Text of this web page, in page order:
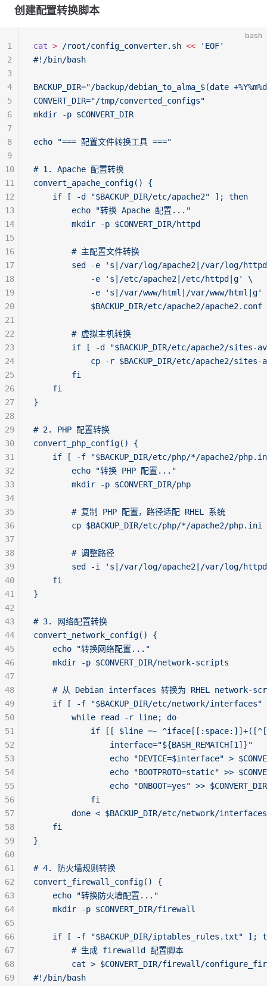
创建配置转换脚本
bash
cat > /root/config_converter.sh << 'EOF'
#!/bin/bash
BACKUP_DIR="/backup/debian_to_alma_$(date
CONVERT_DIR="/tmp/converted_configs"
mkdir -p $CONVERT_DIR
echo "=== 配置文件转换工具 ==="
# 1. Apache 配置转换
convert_apache_config() {
    if [ -d "$BACKUP_DIR/etc/apache2" ]; then
        echo "转换 Apache 配置..."
        mkdir -p $CONVERT_DIR/httpd
        # 主配置文件转换
sed -e 's|/var/log/apache2|/var/log/
            -e 's|/etc/apache2|/etc/httpd|g' \
-e 's|/var/www/html|/var/www/html|g'
$BACKUP_DIR/etc/apache2/
        # 虚拟主机转换
if [ -d "$BACKUP_DIR/etc/apache2/sites-
cp -r $BACKUP_DIR/etc/apache2/
        fi
    fi
}
# 2. PHP 配置转换
convert_php_config() {
if [ -f "$BACKUP_DIR/etc/php/*/apache2/
        echo "转换 PHP 配置..."
        mkdir -p $CONVERT_DIR/php
        # 复制 PHP 配置，路径适配 RHEL 系统
cp $BACKUP_DIR/etc/php/*/apache2/php.ini
        # 调整路径
sed -i 's|/var/log/apache2|/var/log/
    fi
}
# 3. 网络配置转换
convert_network_config() {
    echo "转换网络配置..."
    mkdir -p $CONVERT_DIR/network-scripts
# 从 Debian interfaces 转换为 RHEL network-
if [ -f "$BACKUP_DIR/etc/network/interfaces"
        while read -r line; do
if [[ $line =~
                interface="${BASH_REMATCH[1]}"
echo "DEVICE=$interface" >
echo "BOOTPROTO=static" >>
echo "ONBOOT=yes" >>
            fi
        done < $BACKUP_DIR/etc/network/interfaces
    fi
}
# 4. 防火墙规则转换
convert_firewall_config() {
    echo "转换防火墙配置..."
    mkdir -p $CONVERT_DIR/firewall
if [ -f "$BACKUP_DIR/iptables_rules.txt" ];
        # 生成 firewalld 配置脚本
cat > $CONVERT_DIR/firewall/
#!/bin/bash
1
2
3
4
5
6
7
8
9
10
11
12
13
14
15
16
17
18
19
20
21
22
23
24
25
26
27
28
29
30
31
32
33
34
35
36
37
38
39
40
41
42
43
44
45
46
47
48
49
50
51
52
53
54
55
56
57
58
59
60
61
62
63
64
65
66
67
68
69